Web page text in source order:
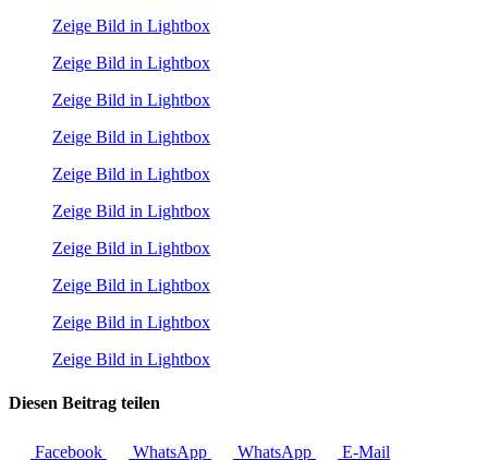
Zeige Bild in Lightbox
Zeige Bild in Lightbox
Zeige Bild in Lightbox
Zeige Bild in Lightbox
Zeige Bild in Lightbox
Zeige Bild in Lightbox
Zeige Bild in Lightbox
Zeige Bild in Lightbox
Zeige Bild in Lightbox
Zeige Bild in Lightbox
Diesen Beitrag teilen
Facebook WhatsApp WhatsApp E-Mail